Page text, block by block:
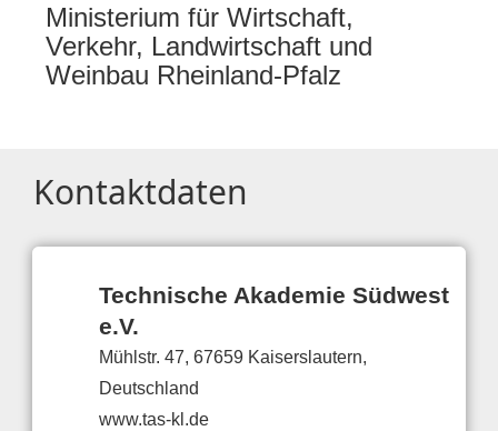
Ministerium für Wirtschaft,
Verkehr, Landwirtschaft und
Weinbau Rheinland-Pfalz
Kontaktdaten
Technische Akademie Südwest
e.V.
Mühlstr. 47, 67659 Kaiserslautern,
Deutschland
www.tas-kl.de